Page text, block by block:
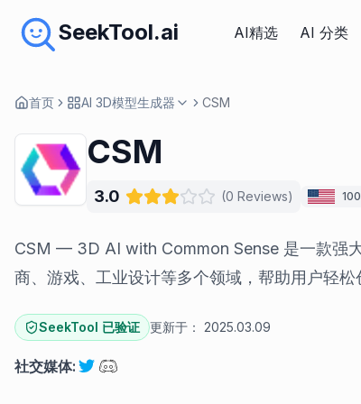
SeekTool.ai AI精选 AI 分类
首页 AI 3D模型生成器 CSM
CSM
3.0 (0 Reviews)
CSM — 3D AI with Common Sense 是一款强
商、游戏、工业设计等多个领域，帮助用户轻松
SeekTool 已验证 更新于： 2025.03.09
社交媒体: